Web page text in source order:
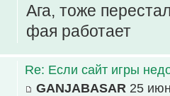
Ага, тоже
фая работает
Re: Если сайт игры
GANJABASAR 25